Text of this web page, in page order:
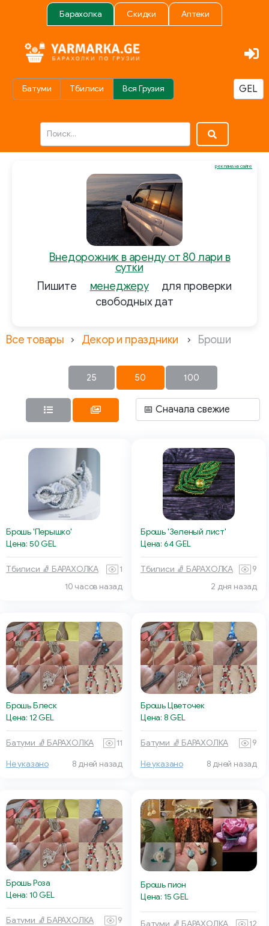
Барахолка Скидки Аптеки
Батуми Тбилиси Вся Грузия
Внедорожник в аренду от 80 лари в
сутки
Пишите
менеджеру
для проверки
свободных дат
реклама на сайте
Все товары Декор и праздники Броши
25 50 100
Брошь 'Перышко'
Цена: 50 GEL
Тбилиси 🧦 БАРАХОЛКА
1
10 часов назад
Брошь 'Зеленый лист'
Цена: 64 GEL
Тбилиси 🧦 БАРАХОЛКА
9
2 дня назад
Брошь Блеск
Цена: 12 GEL
Батуми 🧦 БАРАХОЛКА 11
Не указано 8 дней назад
Брошь Цветочек
Цена: 8 GEL
Батуми 🧦 БАРАХОЛКА 9
Не указано 8 дней назад
Брошь Роза
Цена: 10 GEL
Батуми 🧦 БАРАХОЛКА 9
Брошь пион
Цена: 15 GEL
Батуми 🧦 БАРАХОЛКА
12